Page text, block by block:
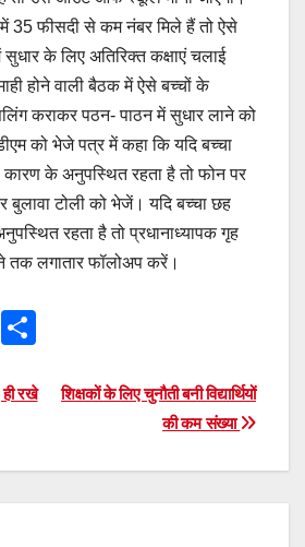
में 35 फीसदी से कम नंबर मिले हैं तो ऐसे
के लिए अतिरिक्त कक्षाएं चलाई
होने वाली बैठक में ऐसे बच्चों के
कराकर पठन- पाठन में सुधार लाने को
को भेजे पत्र में कहा कि यदि बच्चा
कारण के अनुपस्थित रहता है तो फोन पर
टोली को भेजें। यदि बच्चा छह
रहता है तो प्रधानाध्यापक गृह
लगातार फॉलोअप करें।
F
arशिक्षकों के लिए चुनौती बनी विद्यार्थियों
की कम संख्या
रखे